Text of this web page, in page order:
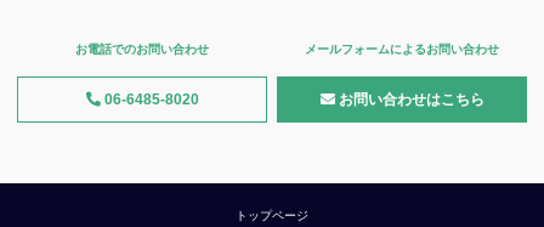
お電話でのお問い合わせ
06-6485-8020
メールフォームによるお問い合わせ
お問い合わせはこちら
トップページ